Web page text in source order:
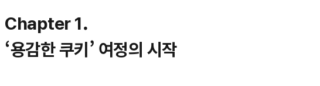
Chapter 1.
‘용감한 쿠키’ 여정의 시작